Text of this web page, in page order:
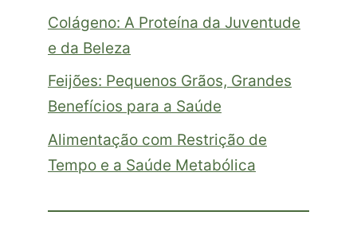
Colágeno: A Proteína da Juventude
e da Beleza
Feijões: Pequenos Grãos, Grandes
Benefícios para a Saúde
Alimentação com Restrição de
Tempo e a Saúde Metabólica